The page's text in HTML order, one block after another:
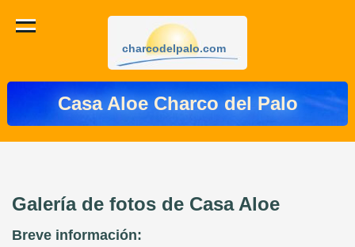
charcodelpalo.com
Casa Aloe Charco del Palo
Galería de fotos de Casa Aloe
Breve información: